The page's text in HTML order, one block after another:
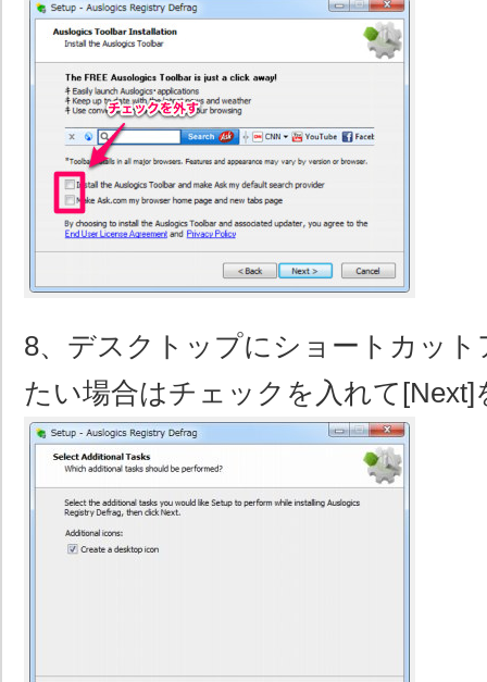
8、デスクトップにショートカッ
たい場合はチェックを入れて[Next]